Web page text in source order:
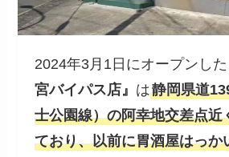
2024年3月1日にオープンした
宮バイパス店』 は静岡県道
士公園線）の阿幸地交差点近
ており、以前に胃酒屋はっか